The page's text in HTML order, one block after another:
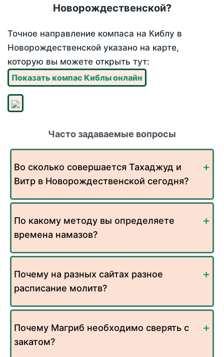
Новорождественской?
Точное направление компаса на Киблу в
Новорождественской указано на карте,
которую вы можете открыть тут:
Показать компас Киблы онлайн
Часто задаваемые вопросы
Во сколько совершается Тахаджуд и
Витр в Новорождественской сегодня?
По какому методу вы определяете
времена намазов?
Почему на разных сайтах разное
расписание молитв?
Почему Магриб необходимо сверять с
закатом?